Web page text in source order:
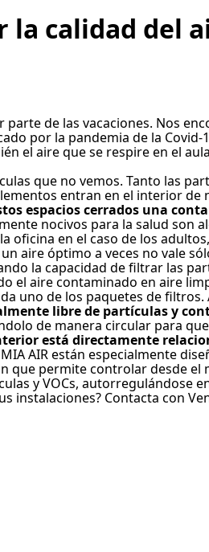
calidad del
de las vacaciones. Nos
por la pandemia de la
el aire que se respire en el
que no vemos. Tanto las
entran en el interior
espacios cerrados una
nocivos para la salud son
oficina en el caso de los
aire óptimo a veces no vale
la capacidad de filtrar las
el aire contaminado en aire
uno de los paquetes de
libre de partículas y
de manera circular para
está directamente
AIR están especialmente
que permite controlar desde
y VOCs, autorregulándose
instalaciones? Contacta con